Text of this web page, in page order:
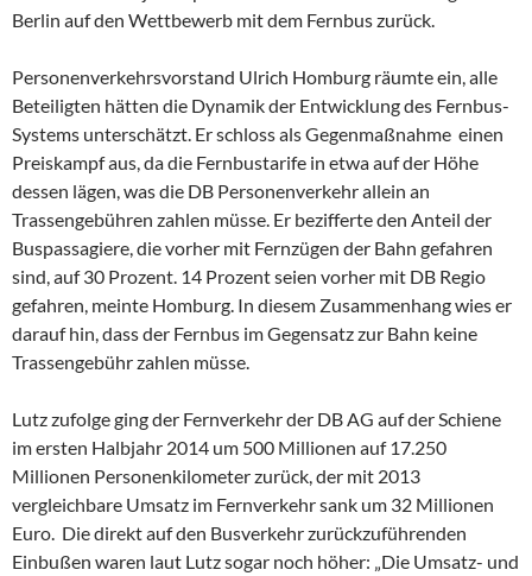
Berlin auf den Wettbewerb mit dem Fernbus zurück.
Personenverkehrsvorstand Ulrich Homburg räumte ein, alle
Beteiligten hätten die Dynamik der Entwicklung des Fernbus-
Systems unterschätzt. Er schloss als Gegenmaßnahme einen
Preiskampf aus, da die Fernbustarife in etwa auf der Höhe
dessen lägen, was die DB Personenverkehr allein an
Trassengebühren zahlen müsse. Er bezifferte den Anteil der
Buspassagiere, die vorher mit Fernzügen der Bahn gefahren
sind, auf 30 Prozent. 14 Prozent seien vorher mit DB Regio
gefahren, meinte Homburg. In diesem Zusammenhang wies er
darauf hin, dass der Fernbus im Gegensatz zur Bahn keine
Trassengebühr zahlen müsse.
Lutz zufolge ging der Fernverkehr der DB AG auf der Schiene
im ersten Halbjahr 2014 um 500 Millionen auf 17.250
Millionen Personenkilometer zurück, der mit 2013
vergleichbare Umsatz im Fernverkehr sank um 32 Millionen
Euro. Die direkt auf den Busverkehr zurückzuführenden
Einbußen waren laut Lutz sogar noch höher: „Die Umsatz- und